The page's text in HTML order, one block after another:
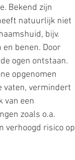
Bekend zijn
natuurlijk niet
bijv.
benen. Door
ogen ontstaan.
opgenomen
vaten, vermindert
van een
zoals o.a.
verhoogd risico op